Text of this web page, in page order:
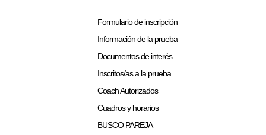
Formulario de inscripción
Información de la prueba
Documentos de interés
Inscritos/as a la prueba
Coach Autorizados
Cuadros y horarios
BUSCO PAREJA